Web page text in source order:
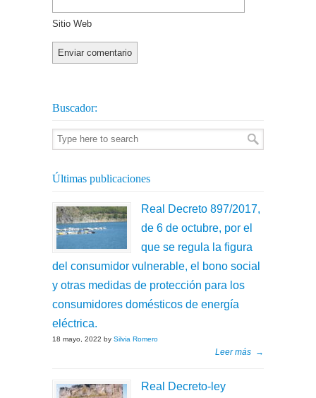
Sitio Web
Buscador:
Últimas publicaciones
Real Decreto 897/2017,
de 6 de octubre, por el
que se regula la figura
del consumidor vulnerable, el bono social
y otras medidas de protección para los
consumidores domésticos de energía
eléctrica.
18 mayo, 2022 by Silvia Romero
Leer más →
Real Decreto-ley